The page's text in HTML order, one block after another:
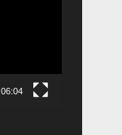
06:04